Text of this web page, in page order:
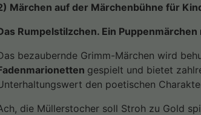
Märchen auf der Märchenbühne für
Rumpelstilzchen. Ein
bezaubernde Grimm-Märchen wird
gespielt und bietet
den poetischen
die Müllerstocher soll Stroh zu Gold